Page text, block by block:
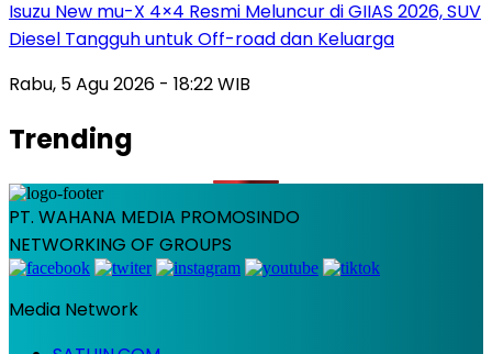
Isuzu New mu-X 4×4 Resmi Meluncur di GIIAS 2026, SUV
Diesel Tangguh untuk Off-road dan Keluarga
Rabu, 5 Agu 2026 - 18:22 WIB
Trending
PT. WAHANA MEDIA PROMOSINDO
NETWORKING OF GROUPS
Media Network